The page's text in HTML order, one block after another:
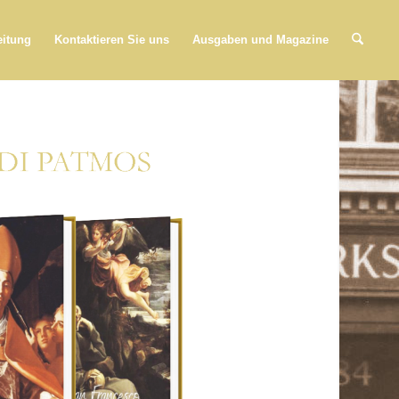
Kontaktieren Sie uns Ausgaben und Magazine